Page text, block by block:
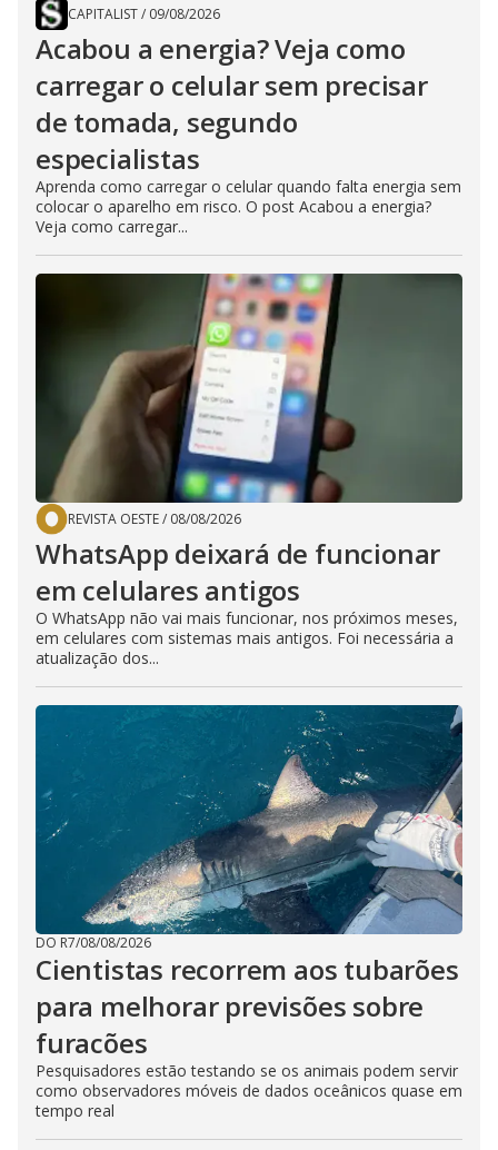
CAPITALIST/ 09/08/2026
Acabou a energia? Veja como
carregar o celular sem precisar
de tomada, segundo
especialistas
Aprenda como carregar o celular quando falta energia sem
colocar o aparelho em risco. O post Acabou a energia?
Veja como carregar...
REVISTA OESTE/ 08/08/2026
WhatsApp deixará de funcionar
em celulares antigos
O WhatsApp não vai mais funcionar, nos próximos meses,
em celulares com sistemas mais antigos. Foi necessária a
atualização dos...
DO R7/08/08/2026
Cientistas recorrem aos tubarões
para melhorar previsões sobre
furacões
Pesquisadores estão testando se os animais podem servir
como observadores móveis de dados oceânicos quase em
tempo real